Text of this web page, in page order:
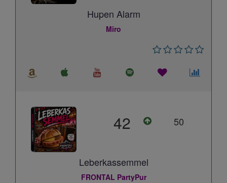
Hupen Alarm
Miro
42 50
Leberkassemmel
FRONTAL PartyPur